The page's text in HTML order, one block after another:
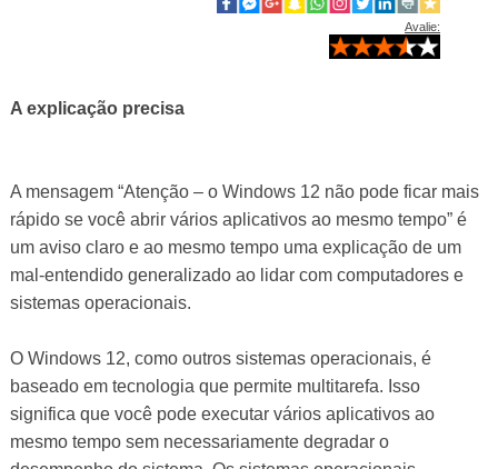
Avalie:
A explicação precisa
A mensagem “Atenção – o Windows 12 não pode ficar mais
rápido se você abrir vários aplicativos ao mesmo tempo” é
um aviso claro e ao mesmo tempo uma explicação de um
mal-entendido generalizado ao lidar com computadores e
sistemas operacionais.
O Windows 12, como outros sistemas operacionais, é
baseado em tecnologia que permite multitarefa. Isso
significa que você pode executar vários aplicativos ao
mesmo tempo sem necessariamente degradar o